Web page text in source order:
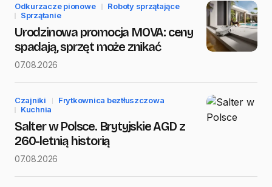
Message
E-mail*
Save my name and e-mail in this browser for the next
time I comment.
Odkurzacze pionowe
Roboty sprzątające
Sprzątanie
Urodzinowa promocja MOVA: ceny
spadają, sprzęt może znikać
07.08.2026
Czajniki
Frytkownica beztłuszczowa
Kuchnia
Salter w Polsce. Brytyjskie AGD z
260-letnią historią
07.08.2026